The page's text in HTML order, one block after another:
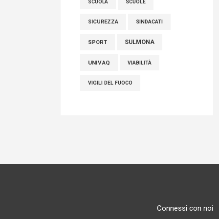
SCUOLA SCUOLE
SICUREZZA SINDACATI
SPORT SULMONA
UNIVAQ VIABILITÀ
VIGILI DEL FUOCO
Connessi con noi